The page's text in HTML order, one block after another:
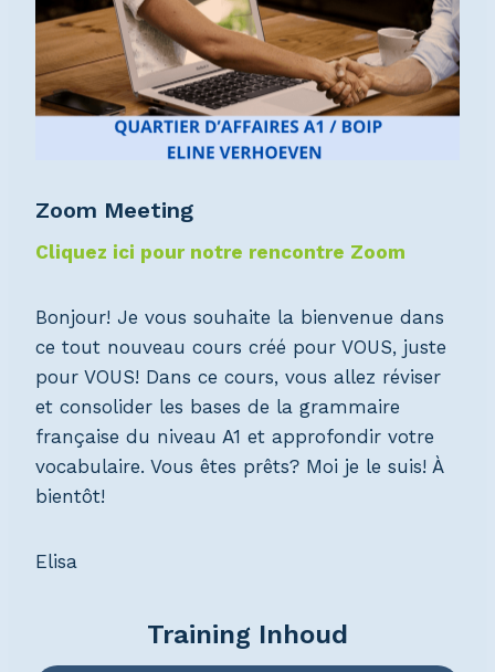
Zoom Meeting
Cliquez ici pour notre rencontre Zoom
Bonjour! Je vous souhaite la bienvenue dans
ce tout nouveau cours créé pour VOUS, juste
pour VOUS! Dans ce cours, vous allez réviser
et consolider les bases de la grammaire
française du niveau A1 et approfondir votre
vocabulaire. Vous êtes prêts? Moi je le suis! À
bientôt!
Elisa
Training Inhoud